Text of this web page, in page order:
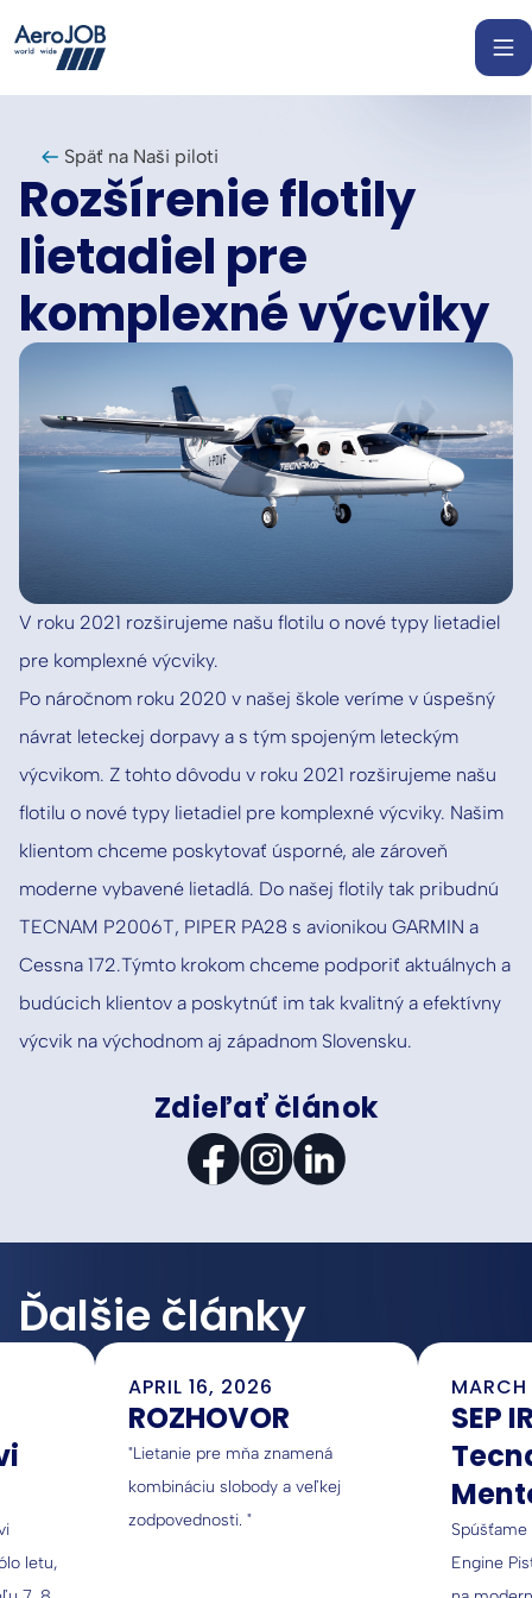
Späť na Naši piloti
Rozšírenie flotily
lietadiel pre
komplexné výcviky
V roku 2021 rozširujeme našu flotilu o nové typy lietadiel
pre komplexné výcviky.
Po náročnom roku 2020 v našej škole veríme v úspešný
návrat leteckej dorpavy a s tým spojeným leteckým
výcvikom. Z tohto dôvodu v roku 2021 rozširujeme našu
flotilu o nové typy lietadiel pre komplexné výcviky. Našim
klientom chceme poskytovať úsporné, ale zároveň
moderne vybavené lietadlá. Do našej flotily tak pribudnú
TECNAM P2006T, PIPER PA28 s avionikou GARMIN a
Cessna 172.Týmto krokom chceme podporiť aktuálnych a
budúcich klientov a poskytnúť im tak kvalitný a efektívny
výcvik na východnom aj západnom Slovensku.
Zdieľať článok
Ďalšie články
letu,
APRIL 16, 2026
ROZHOVOR
"Lietanie pre mňa znamená
kombináciu slobody a veľkej
zodpovednosti. "
SEP
Spúšťame
Engine